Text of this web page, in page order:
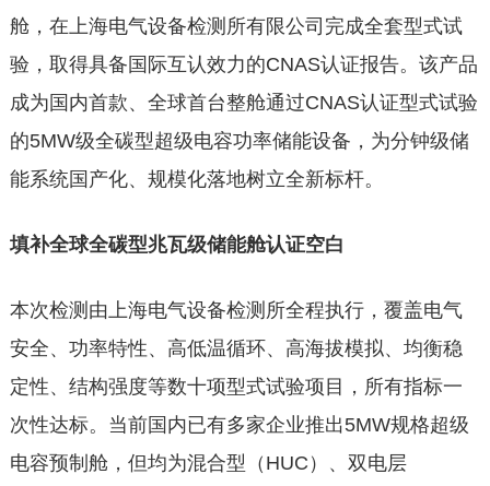
舱，在上海电气设备检测所有限公司完成全套型式试
验，取得具备国际互认效力的CNAS认证报告。该产品
成为国内首款、全球首台整舱通过CNAS认证型式试验
的5MW级全碳型超级电容功率储能设备，为分钟级储
能系统国产化、规模化落地树立全新标杆。
填补全球全碳型兆瓦级储能舱认证空白
本次检测由上海电气设备检测所全程执行，覆盖电气
安全、功率特性、高低温循环、高海拔模拟、均衡稳
定性、结构强度等数十项型式试验项目，所有指标一
次性达标。当前国内已有多家企业推出5MW规格超级
电容预制舱，但均为混合型（HUC）、双电层